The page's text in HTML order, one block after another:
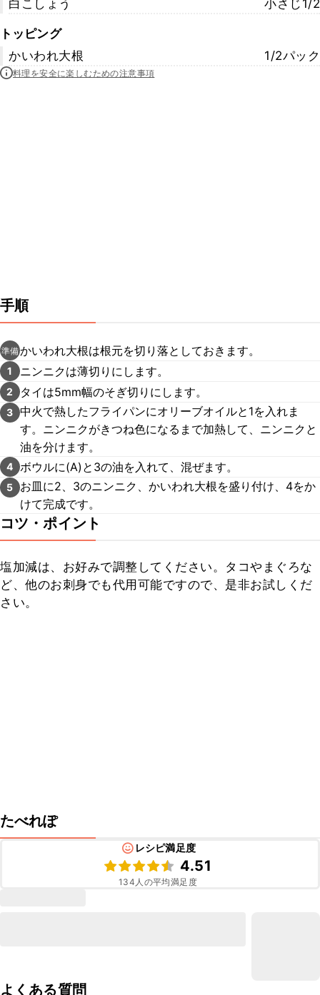
白こしょう
小さじ1/2
トッピング
かいわれ大根
1/2パック
料理を安全に楽しむための注意事項
手順
準備かいわれ大根は根元を切り落としておきます。
1 ニンニクは薄切りにします。
2 タイは5mm幅のそぎ切りにします。
3 中火で熱したフライパンにオリーブオイルと1を入れま
す。ニンニクがきつね色になるまで加熱して、ニンニクと
油を分けます。
4 ボウルに(A)と3の油を入れて、混ぜます。
5
お皿に2、3のニンニク、かいわれ大根を盛り付け、4をか
けて完成です。
コツ・ポイント
塩加減は、お好みで調整してください。タコやまぐろな
ど、他のお刺身でも代用可能ですので、是非お試しくだ
さい。
たべれぽ
レシピ満足度
4.51
134 人の平均満足度
よくある質問